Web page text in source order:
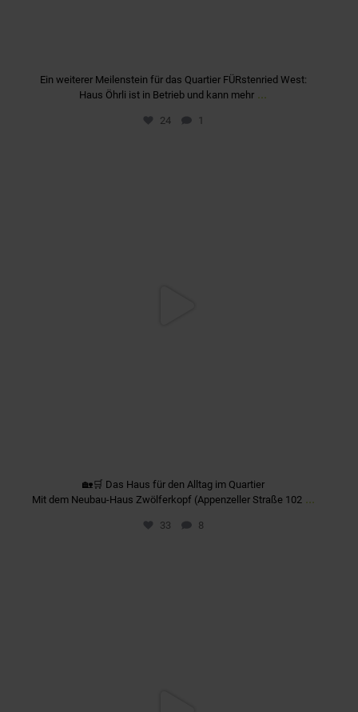
Ein weiterer Meilenstein für das Quartier FÜRstenried West:
Haus Öhrli ist in Betrieb und kann mehr ...
24 1
🏡🛒 Das Haus für den Alltag im Quartier
Mit dem Neubau-Haus Zwölferkopf (Appenzeller Straße 102 ...
33 8